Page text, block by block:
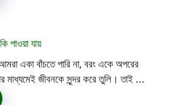
পাওয়া যায়
একা বাঁচতে পারি না, বরং একে অপরের
মাধ্যমেই জীবনকে সুন্দর করে তুলি। তাই ...